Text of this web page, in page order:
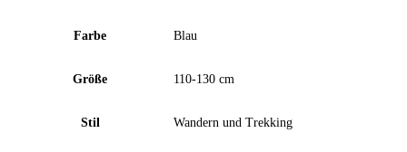
Farbe ‎Blau
Größe ‎110-130 cm
Stil ‎Wandern und Trekking